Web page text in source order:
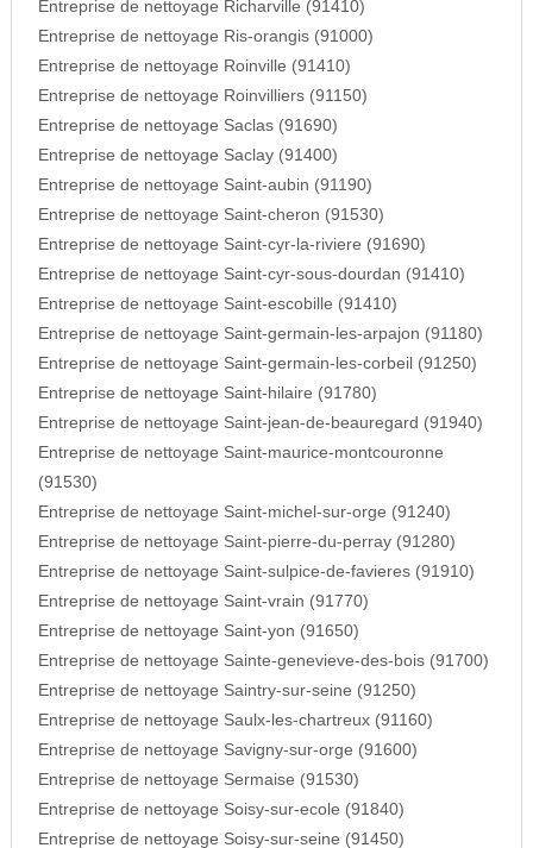
Entreprise de nettoyage Richarville (91410)
Entreprise de nettoyage Ris-orangis (91000)
Entreprise de nettoyage Roinville (91410)
Entreprise de nettoyage Roinvilliers (91150)
Entreprise de nettoyage Saclas (91690)
Entreprise de nettoyage Saclay (91400)
Entreprise de nettoyage Saint-aubin (91190)
Entreprise de nettoyage Saint-cheron (91530)
Entreprise de nettoyage Saint-cyr-la-riviere (91690)
Entreprise de nettoyage Saint-cyr-sous-dourdan (91410)
Entreprise de nettoyage Saint-escobille (91410)
Entreprise de nettoyage Saint-germain-les-arpajon (91180)
Entreprise de nettoyage Saint-germain-les-corbeil (91250)
Entreprise de nettoyage Saint-hilaire (91780)
Entreprise de nettoyage Saint-jean-de-beauregard (91940)
Entreprise de nettoyage Saint-maurice-montcouronne
(91530)
Entreprise de nettoyage Saint-michel-sur-orge (91240)
Entreprise de nettoyage Saint-pierre-du-perray (91280)
Entreprise de nettoyage Saint-sulpice-de-favieres (91910)
Entreprise de nettoyage Saint-vrain (91770)
Entreprise de nettoyage Saint-yon (91650)
Entreprise de nettoyage Sainte-genevieve-des-bois (91700)
Entreprise de nettoyage Saintry-sur-seine (91250)
Entreprise de nettoyage Saulx-les-chartreux (91160)
Entreprise de nettoyage Savigny-sur-orge (91600)
Entreprise de nettoyage Sermaise (91530)
Entreprise de nettoyage Soisy-sur-ecole (91840)
Entreprise de nettoyage Soisy-sur-seine (91450)